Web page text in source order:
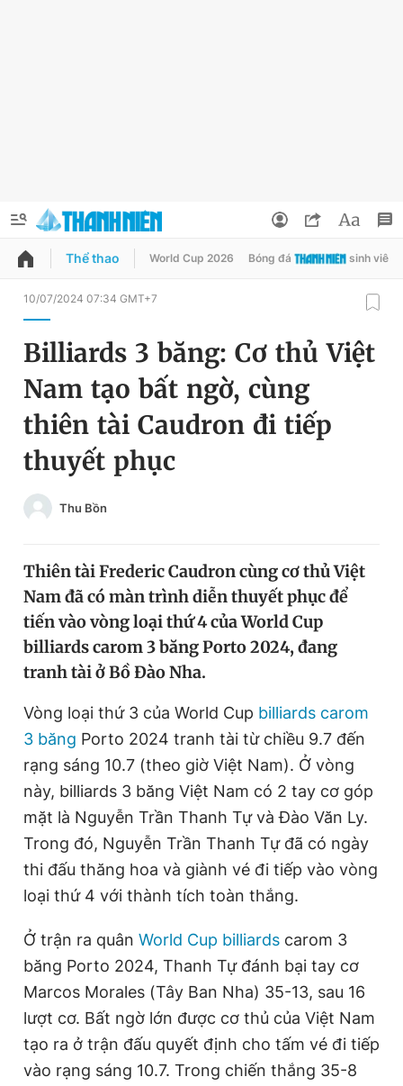
QUẢNG CÁO ĐẶT BÁO
Chuyên mục
Chuyên mục khác
Chào ngày mới
Tin thị trường
Video Magazine
Sản phẩm khác
Tiện ích Bạn cần biết
Thông tin tòa soạn Liên hệ quảng cáo
Đọc Thanh Niên trên điện thoại
Theo dõi báo trên
Hotline
0906 645 777
Liên hệ quảng cáo
0908 780 404
Đổi mật khẩu
Tin đã lưu
Tin đã xem
Thể thao World Cup 2026 Bóng đá sinh viên
10/07/2024 07:34 GMT+7
Billiards 3 băng: Cơ thủ Việt
Nam tạo bất ngờ, cùng
thiên tài Caudron đi tiếp
thuyết phục
Thu Bồn
Thiên tài Frederic Caudron cùng cơ thủ Việt
Nam đã có màn trình diễn thuyết phục để
tiến vào vòng loại thứ 4 của World Cup
billiards carom 3 băng Porto 2024, đang
tranh tài ở Bồ Đào Nha.
Vòng loại thứ 3 của World Cup billiards carom
3 băng Porto 2024 tranh tài từ chiều 9.7 đến
rạng sáng 10.7 (theo giờ Việt Nam). Ở vòng
này, billiards 3 băng Việt Nam có 2 tay cơ góp
mặt là Nguyễn Trần Thanh Tự và Đào Văn Ly.
Trong đó, Nguyễn Trần Thanh Tự đã có ngày
thi đấu thăng hoa và giành vé đi tiếp vào vòng
loại thứ 4 với thành tích toàn thắng.
Ở trận ra quân World Cup billiards carom 3
băng Porto 2024, Thanh Tự đánh bại tay cơ
Marcos Morales (Tây Ban Nha) 35-13, sau 16
lượt cơ. Bất ngờ lớn được cơ thủ của Việt Nam
tạo ra ở trận đấu quyết định cho tấm vé đi tiếp
vào rạng sáng 10.7. Trong chiến thắng 35-8